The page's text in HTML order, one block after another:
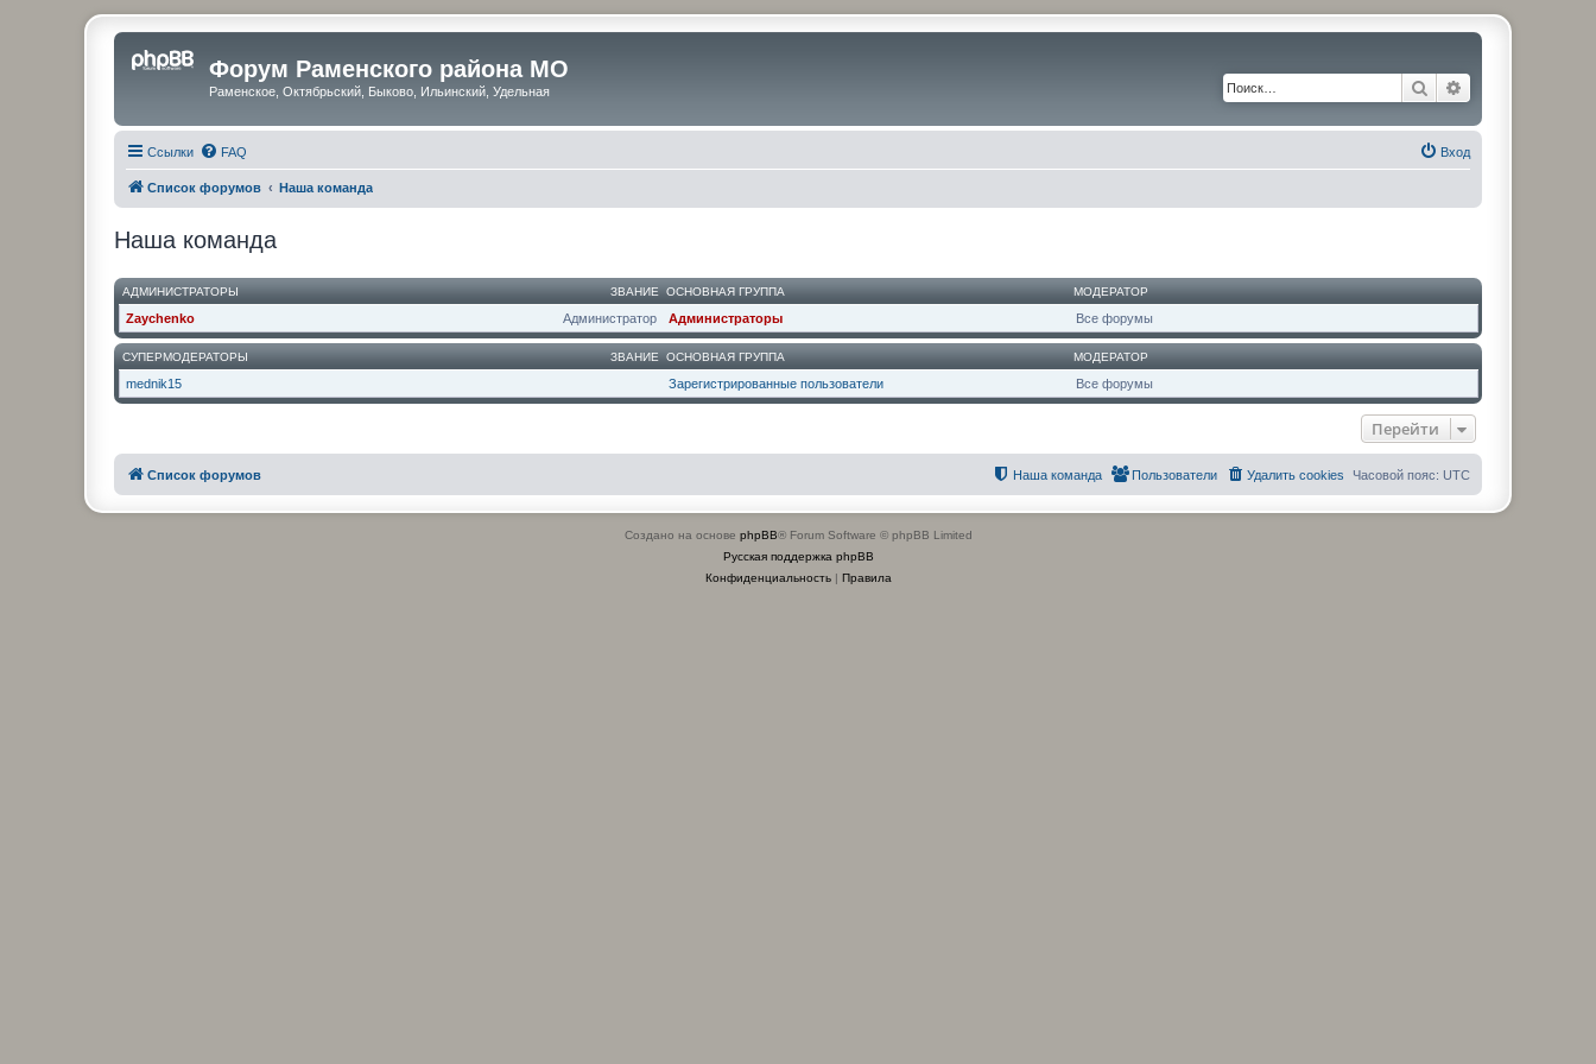
Форум Раменского района МО
Раменское, Октябрьский, Быково, Ильинский, Удельная Поиск
Ссылки FAQ Вход
Список форумов Наша команда
Наша команда
ЗВАНИЕ
АДМИНИСТРАТОРЫ ОСНОВНАЯ ГРУППА МОДЕРАТОР
Администратор
Zaychenko Администраторы Все форумы
ЗВАНИЕ
СУПЕРМОДЕРАТОРЫ ОСНОВНАЯ ГРУППА МОДЕРАТОР
mednik15 Зарегистрированные пользователи Все форумы
Перейти
Список форумов Часовой пояс: UTC
Удалить cookies
Пользователи
Наша команда
Создано на основе phpBB® Forum Software © phpBB Limited
Русская поддержка phpBB
Конфиденциальность| Правила